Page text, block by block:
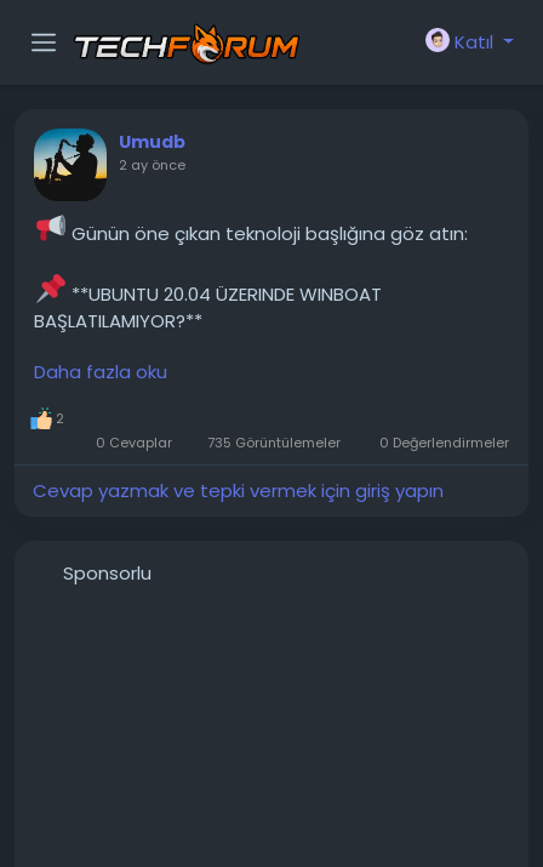
Katıl
Umudb
2 ay önce
Günün öne çıkan teknoloji başlığına göz atın:
**UBUNTU 20.04 ÜZERINDE WINBOAT
BAŞLATILAMIYOR?**
Ubuntu 20.04.6 yüklü bir Medion dizüstü
bilgisayarım var ve WinBoat (Windows programlarını
Linux altında çalıştırmak için bir uygulama) kurmak
istiyorum. Web sitesine gidip .deb dosyasını indirdim.
Kurulum tamamlandıktan sonra uygulama simgem
Daha fazla oku
2
0 Cevaplar
735 Görüntülemeler 0 Değerlendirmeler
Cevap yazmak ve tepki vermek için giriş yapın
Sponsorlu